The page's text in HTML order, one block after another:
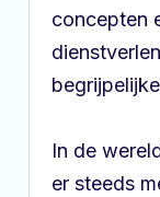
concepten
In de
er steeds